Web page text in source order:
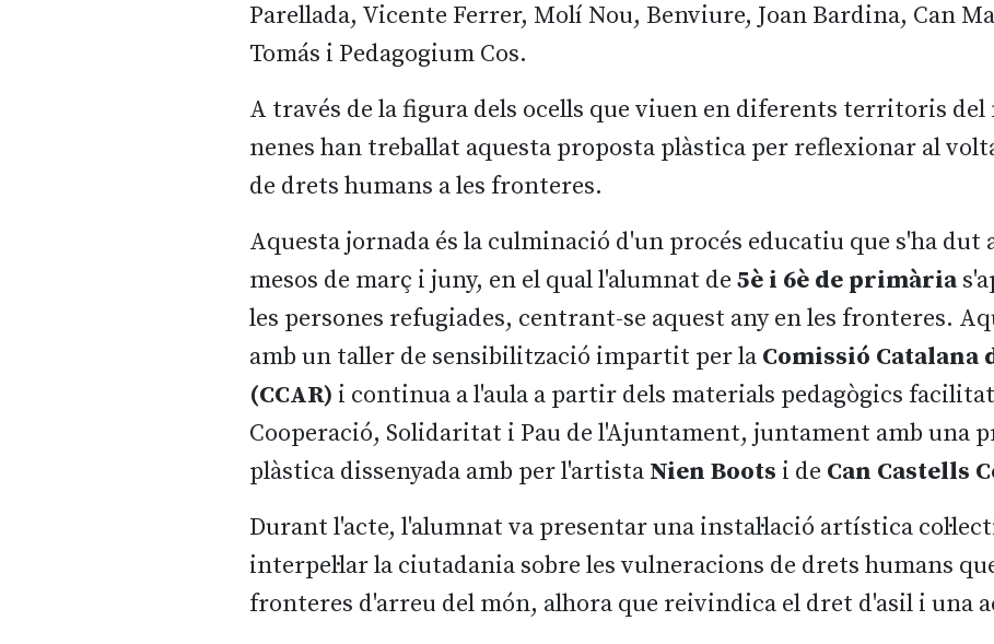
Parellada, Vicente Ferrer, Molí Nou, Benviure, Joan Bardina, Can
Tomás i Pedagogium Cos.
A través de la figura dels ocells que viuen en diferents territoris del
nenes han treballat aquesta proposta plàstica per reflexionar al
de drets humans a les fronteres.
Aquesta jornada és la culminació d'un procés educatiu que s'ha dut
mesos de març i juny, en el qual l'alumnat de 5è i 6è de primària
les persones refugiades, centrant-se aquest any en les fronteres.
amb un taller de sensibilització impartit per la Comissió Catalana
(CCAR) i continua a l'aula a partir dels materials pedagògics
Cooperació, Solidaritat i Pau de l'Ajuntament, juntament amb una
plàstica dissenyada amb per l'artista Nien Boots i de Can Castells
Durant l'acte, l'alumnat va presentar una instal·lació artística
interpel·lar la ciutadania sobre les vulneracions de drets humans
fronteres d'arreu del món, alhora que reivindica el dret d'asil i una